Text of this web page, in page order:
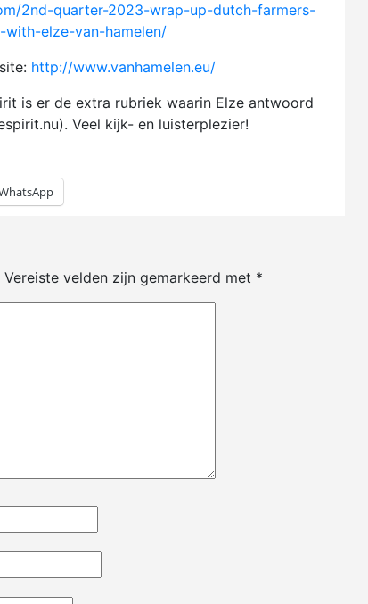
2nd-quarter-2023-wrap-up-dutch-farmers-
elze-van-hamelen/
http://www.vanhamelen.eu/
is er de extra rubriek waarin Elze antwoord
Veel kijk- en luisterplezier!
Vereiste velden zijn gemarkeerd met *